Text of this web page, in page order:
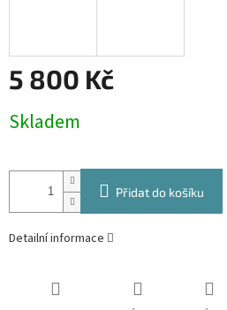
5 800 Kč
cena:
Skladem
Přidat do košíku
Detailní informace